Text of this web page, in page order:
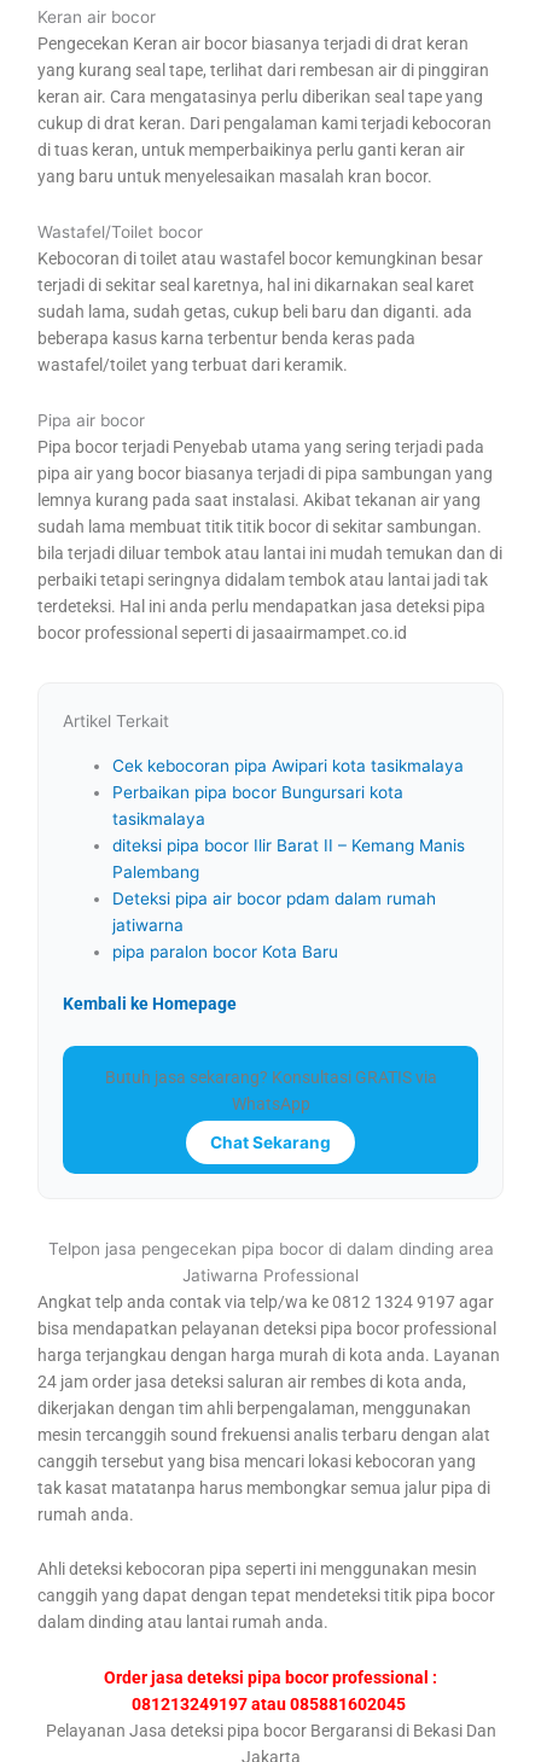
Keran air bocor
Pengecekan Keran air bocor biasanya terjadi di drat keran
yang kurang seal tape, terlihat dari rembesan air di pinggiran
keran air. Cara mengatasinya perlu diberikan seal tape yang
cukup di drat keran. Dari pengalaman kami terjadi kebocoran
di tuas keran, untuk memperbaikinya perlu ganti keran air
yang baru untuk menyelesaikan masalah kran bocor.
Wastafel/Toilet bocor
Kebocoran di toilet atau wastafel bocor kemungkinan besar
terjadi di sekitar seal karetnya, hal ini dikarnakan seal karet
sudah lama, sudah getas, cukup beli baru dan diganti. ada
beberapa kasus karna terbentur benda keras pada
wastafel/toilet yang terbuat dari keramik.
Pipa air bocor
Pipa bocor terjadi Penyebab utama yang sering terjadi pada
pipa air yang bocor biasanya terjadi di pipa sambungan yang
lemnya kurang pada saat instalasi. Akibat tekanan air yang
sudah lama membuat titik titik bocor di sekitar sambungan.
bila terjadi diluar tembok atau lantai ini mudah temukan dan di
perbaiki tetapi seringnya didalam tembok atau lantai jadi tak
terdeteksi. Hal ini anda perlu mendapatkan jasa deteksi pipa
bocor professional seperti di jasaairmampet.co.id
Artikel Terkait
Cek kebocoran pipa Awipari kota tasikmalaya
Perbaikan pipa bocor Bungursari kota
tasikmalaya
diteksi pipa bocor Ilir Barat II – Kemang Manis
Palembang
Deteksi pipa air bocor pdam dalam rumah
jatiwarna
pipa paralon bocor Kota Baru
Kembali ke Homepage
Butuh jasa sekarang? Konsultasi GRATIS via
WhatsApp
Chat Sekarang
Telpon jasa pengecekan pipa bocor di dalam dinding area
Jatiwarna Professional
Angkat telp anda contak via telp/wa ke 0812 1324 9197 agar
bisa mendapatkan pelayanan deteksi pipa bocor professional
harga terjangkau dengan harga murah di kota anda. Layanan
24 jam order jasa deteksi saluran air rembes di kota anda,
dikerjakan dengan tim ahli berpengalaman, menggunakan
mesin tercanggih sound frekuensi analis terbaru dengan alat
canggih tersebut yang bisa mencari lokasi kebocoran yang
tak kasat matatanpa harus membongkar semua jalur pipa di
rumah anda.
Ahli deteksi kebocoran pipa seperti ini menggunakan mesin
canggih yang dapat dengan tepat mendeteksi titik pipa bocor
dalam dinding atau lantai rumah anda.
Order jasa deteksi pipa bocor professional :
081213249197 atau 085881602045
Pelayanan Jasa deteksi pipa bocor Bergaransi di Bekasi Dan
Jakarta